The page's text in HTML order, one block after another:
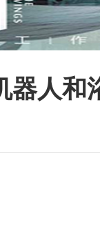
器人和